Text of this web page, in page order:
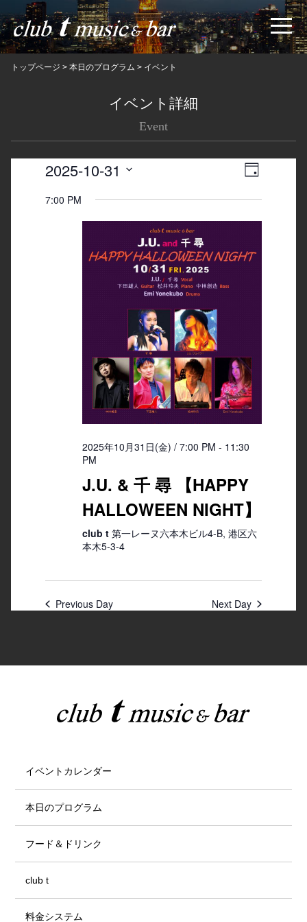
トップページ > 本日のプログラム > イベント
イベント詳細
Event
Views
Event
日
2025-10-31
date.
7:00 PM
2025年10月31日(金) / 7:00 PM - 11:30
PM
J.U. & 千 尋 【HAPPY
HALLOWEEN NIGHT】
club t 第一レーヌ六本木ビル4-B, 港区六
本木5-3-4
Previous Day Next Day
イベントカレンダー
本日のプログラム
フード＆ドリンク
club t
料金システム